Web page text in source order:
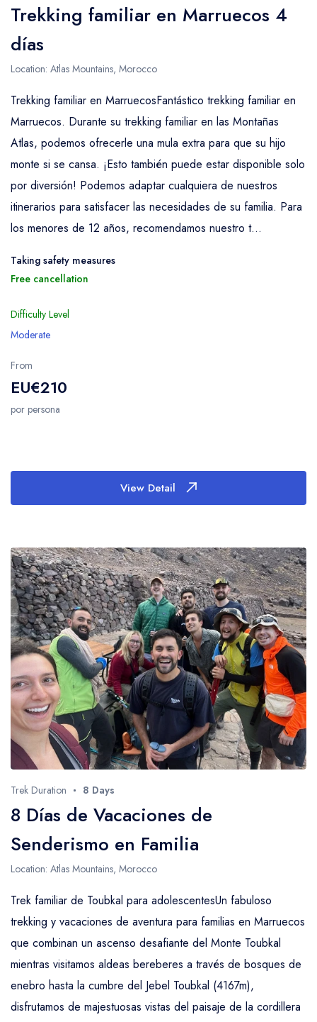
Trekking familiar en Marruecos 4
días
Location: Atlas Mountains, Morocco
Trekking familiar en MarruecosFantástico trekking familiar en
Marruecos. Durante su trekking familiar en las Montañas
Atlas, podemos ofrecerle una mula extra para que su hijo
monte si se cansa. ¡Esto también puede estar disponible solo
por diversión! Podemos adaptar cualquiera de nuestros
itinerarios para satisfacer las necesidades de su familia. Para
los menores de 12 años, recomendamos nuestro t...
Taking safety measures
Free cancellation
Difficulty Level
Moderate
From
EU€210
por persona
View Detail
Trek Duration 8 Days
8 Días de Vacaciones de
Senderismo en Familia
Location: Atlas Mountains, Morocco
Trek familiar de Toubkal para adolescentesUn fabuloso
trekking y vacaciones de aventura para familias en Marruecos
que combinan un ascenso desafiante del Monte Toubkal
mientras visitamos aldeas bereberes a través de bosques de
enebro hasta la cumbre del Jebel Toubkal (4167m),
disfrutamos de majestuosas vistas del paisaje de la cordillera